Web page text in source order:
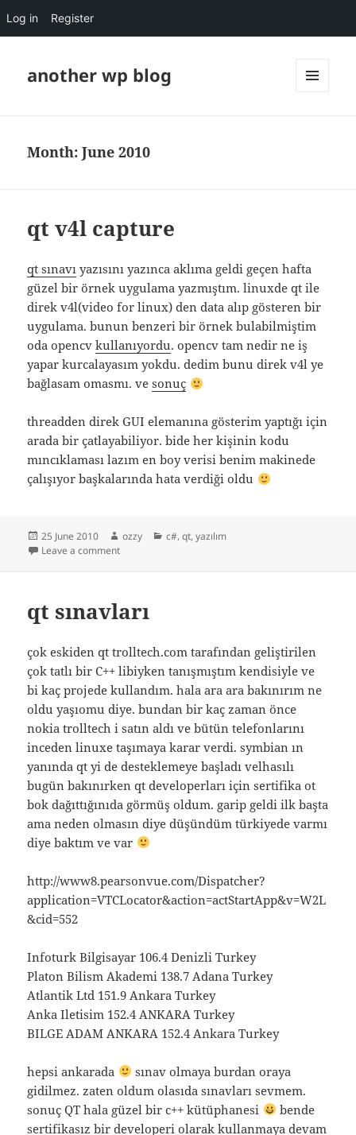
Log in Register
another wp blog
Month:June 2010
qt v4l capture
qt sınavı yazısını yazınca aklıma geldi geçen hafta
güzel bir örnek uygulama yazmıştım. linuxde qt ile
direk v4l(video for linux) den data alıp gösteren bir
uygulama. bunun benzeri bir örnek bulabilmiştim
oda opencvkullanıyordu. opencv tam nedir ne iş
yapar kurcalayasım yokdu. dedim bunu direk v4l ye
bağlasam omasmı. vesonuç
threadden direk GUI elemanına gösterim yaptığı için
arada bir çatlayabiliyor. bide her kişinin kodu
mıncıklaması lazım en boy verisi benim makinede
çalışıyor başkalarında hata verdiği oldu
Posted
on
25 June 2010 Author
ozzy Categories
c#,qt,yazılım
Leave a commenton qt v4l capture
qt sınavları
çok eskiden qt trolltech.com tarafından geliştirilen
çok tatlı bir C++ libiyken tanışmıştım kendisiyle ve
bi kaç projede kullandım. hala ara ara bakınırım ne
oldu yaşıomu diye. bundan bir kaç zaman önce
nokia trolltech i satın aldı ve bütün telefonlarını
inceden linuxe taşımaya karar verdi. symbian ın
yanında qt yi de desteklemeye başladı velhasılı
bugün bakınırken qt developerları için sertifika ot
bok dağıttığınıda görmüş oldum. garip geldi ilk başta
ama neden olmasın diye düşündüm türkiyede varmı
diye baktım ve var
http://www8.pearsonvue.com/Dispatcher?
application=VTCLocator&action=actStartApp&v=W2L
&cid=552
Infoturk Bilgisayar 106.4 Denizli Turkey
Platon Bilism Akademi 138.7 Adana Turkey
Atlantik Ltd 151.9 Ankara Turkey
Anka Iletisim 152.4 ANKARA Turkey
BILGE ADAM ANKARA 152.4 Ankara Turkey
hepsi ankarada
sınav olmaya burdan oraya
gidilmez. zaten oldum olasıda sınavları sevmem.
sonuç QT hala güzel bir c++ kütüphanesi
bende
sertifikasız bir developeri olarak kullanmaya devam